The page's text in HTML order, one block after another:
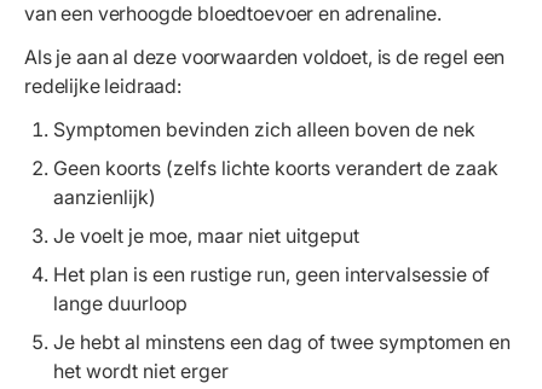
van een verhoogde bloedtoevoer en adrenaline.
Als je aan al deze voorwaarden voldoet, is de regel een
redelijke leidraad:
Symptomen bevinden zich alleen boven de nek
Geen koorts (zelfs lichte koorts verandert de zaak
aanzienlijk)
Je voelt je moe, maar niet uitgeput
Het plan is een rustige run, geen intervalsessie of
lange duurloop
Je hebt al minstens een dag of twee symptomen en
het wordt niet erger